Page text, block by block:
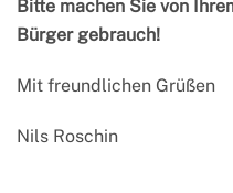
Bitte machen Sie von
Bürger gebrauch!
Mit freundlichen Grüßen
Nils Roschin